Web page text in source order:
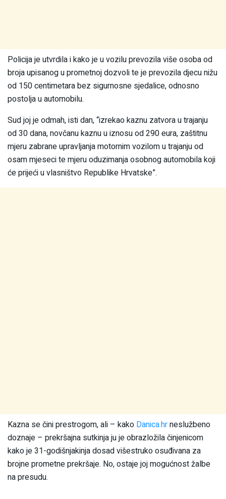
Policija je utvrdila i kako je u vozilu prevozila više osoba od
broja upisanog u prometnoj dozvoli te je prevozila djecu nižu
od 150 centimetara bez sigurnosne sjedalice, odnosno
postolja u automobilu.
Sud joj je odmah, isti dan, “izrekao kaznu zatvora u trajanju
od 30 dana, novčanu kaznu u iznosu od 290 eura, zaštitnu
mjeru zabrane upravljanja motornim vozilom u trajanju od
osam mjeseci te mjeru oduzimanja osobnog automobila koji
će prijeći u vlasništvo Republike Hrvatske”.
Kazna se čini prestrogom, ali – kako Danica.hrneslužbeno
doznaje – prekršajna sutkinja ju je obrazložila činjenicom
kako je 31-godišnjakinja dosad višestruko osuđivana za
brojne prometne prekršaje. No, ostaje joj mogućnost žalbe
na presudu.